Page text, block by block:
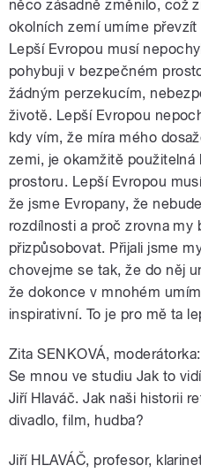
něco zásadně změnilo, což
okolních zemí umíme
Lepší Evropou musí
pohybuji v bezpečném
žádným perzekucím,
životě. Lepší Evropou
kdy vím, že míra mého
zemi, je okamžitě
prostoru. Lepší Evropou
že jsme Evropany, že
rozdílnosti a proč zrovna my
přizpůsobovat. Přijali jsme
chovejme se tak, že do něj
že dokonce v mnohém
inspirativní. To je pro mě ta
Zita SENKOVÁ, moderátorka:
Se mnou ve studiu Jak to
Jiří Hlaváč. Jak naši historii
divadlo, film, hudba?
Jiří HLAVÁČ, profesor,